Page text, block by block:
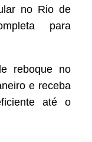
no Rio de
para
reboque no
e receba
até o